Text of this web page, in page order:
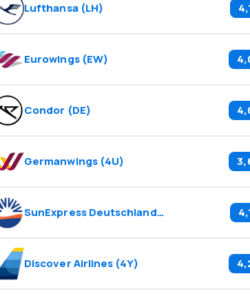
Lufthansa(LH)
Eurowings(EW)
Condor (DE)
Germanwings(4U)
SunExpress Deutschland
(XG
Discover Airlines (4Y)